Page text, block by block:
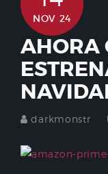
NOV 24
AHORA
darkmonstr